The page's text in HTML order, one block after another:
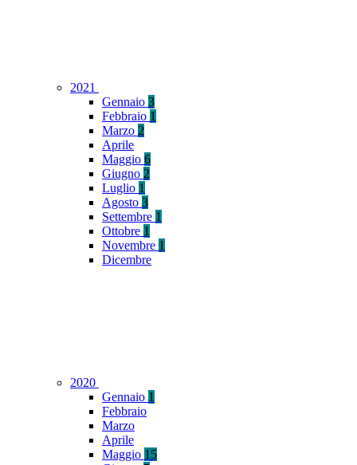
2021
Gennaio 3
Febbraio 1
Marzo 2
Aprile
Maggio 6
Giugno 2
Luglio 1
Agosto 3
Settembre 1
Ottobre 1
Novembre 1
Dicembre
2020
Gennaio 1
Febbraio
Marzo
Aprile
Maggio 15